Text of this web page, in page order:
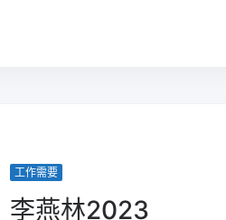
工作需要
李燕林2023